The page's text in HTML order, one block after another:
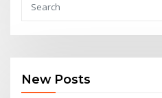
New Posts